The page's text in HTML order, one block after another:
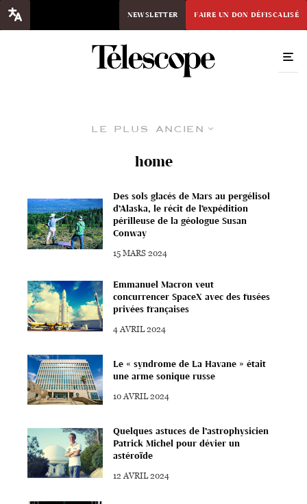
NEWSLETTER FAIRE UN DON DÉFISCALISÉ
Le plus ancien
home
Des sols glacés de Mars au pergélisol
d’Alaska, le récit de l’expédition
périlleuse de la géologue Susan
Conway
15 MARS 2024
Emmanuel Macron veut
concurrencer SpaceX avec des fusées
privées françaises
4 AVRIL 2024
Le « syndrome de La Havane » était
une arme sonique russe
10 AVRIL 2024
Quelques astuces de l’astrophysicien
Patrick Michel pour dévier un
astéroïde
12 AVRIL 2024